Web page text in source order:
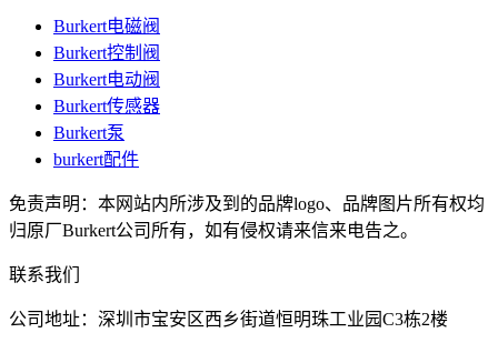
Burkert电磁阀
Burkert控制阀
Burkert电动阀
Burkert传感器
Burkert泵
burkert配件
免责声明：本网站内所涉及到的品牌logo、品牌图片所有权均
归原厂Burkert公司所有，如有侵权请来信来电告之。
联系我们
公司地址：深圳市宝安区西乡街道恒明珠工业园C3栋2楼